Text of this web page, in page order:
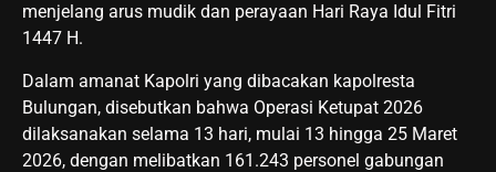
menjelang arus mudik dan perayaan Hari Raya Idul Fitri
1447 H.
Dalam amanat Kapolri yang dibacakan kapolresta
Bulungan, disebutkan bahwa Operasi Ketupat 2026
dilaksanakan selama 13 hari, mulai 13 hingga 25 Maret
2026, dengan melibatkan 161.243 personel gabungan